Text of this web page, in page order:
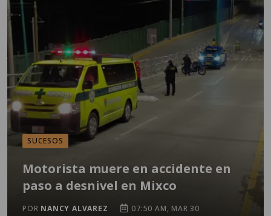
SUCESOS
Motorista muere en accidente en
paso a desnivel en Mixco
POR NANCY ALVAREZ 07:50 AM, MAR 30